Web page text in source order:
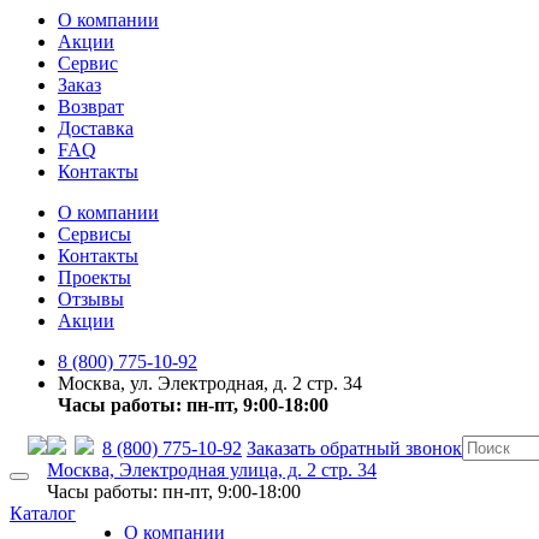
О компании
Акции
Сервис
Заказ
Возврат
Доставка
FAQ
Контакты
О компании
Сервисы
Контакты
Проекты
Отзывы
Акции
8 (800) 775-10-92
Москва, ул. Электродная, д. 2 стр. 34
Часы работы: пн-пт, 9:00-18:00
8 (800) 775-10-92 Заказать обратный звонок
Москва, Электродная улица, д. 2 стр. 34
Часы работы: пн-пт, 9:00-18:00
Каталог
О компании